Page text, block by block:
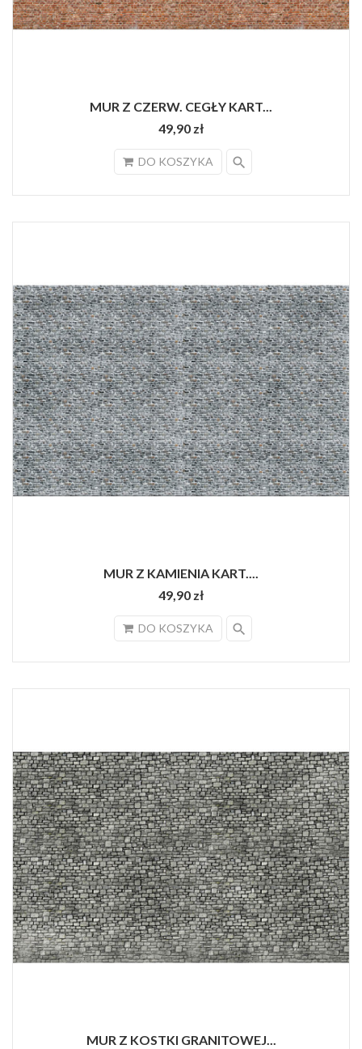
MUR Z CZERW. CEGŁY KART...
49,90 zł
DO KOSZYKA search
MUR Z KAMIENIA KART....
49,90 zł
DO KOSZYKA search
MUR Z KOSTKI GRANITOWEJ...